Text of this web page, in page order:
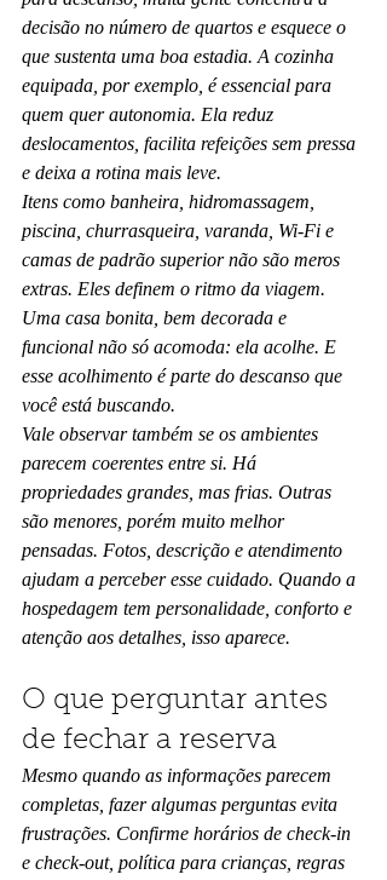
decisão no número de quartos e esquece o
que sustenta uma boa estadia. A cozinha
equipada, por exemplo, é essencial para
quem quer autonomia. Ela reduz
deslocamentos, facilita refeições sem pressa
e deixa a rotina mais leve.
Itens como banheira, hidromassagem,
piscina, churrasqueira, varanda, Wi-Fi e
camas de padrão superior não são meros
extras. Eles definem o ritmo da viagem.
Uma casa bonita, bem decorada e
funcional não só acomoda: ela acolhe. E
esse acolhimento é parte do descanso que
você está buscando.
Vale observar também se os ambientes
parecem coerentes entre si. Há
propriedades grandes, mas frias. Outras
são menores, porém muito melhor
pensadas. Fotos, descrição e atendimento
ajudam a perceber esse cuidado. Quando a
hospedagem tem personalidade, conforto e
atenção aos detalhes, isso aparece.
O que perguntar antes
de fechar a reserva
Mesmo quando as informações parecem
completas, fazer algumas perguntas evita
frustrações. Confirme horários de check-in
e check-out, política para crianças, regras